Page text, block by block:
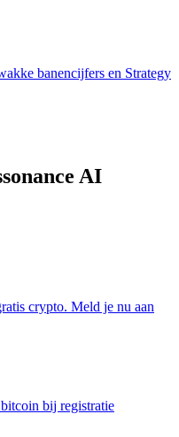
banencijfers en Strategy
AI
crypto. Meld je nu aan
bij registratie